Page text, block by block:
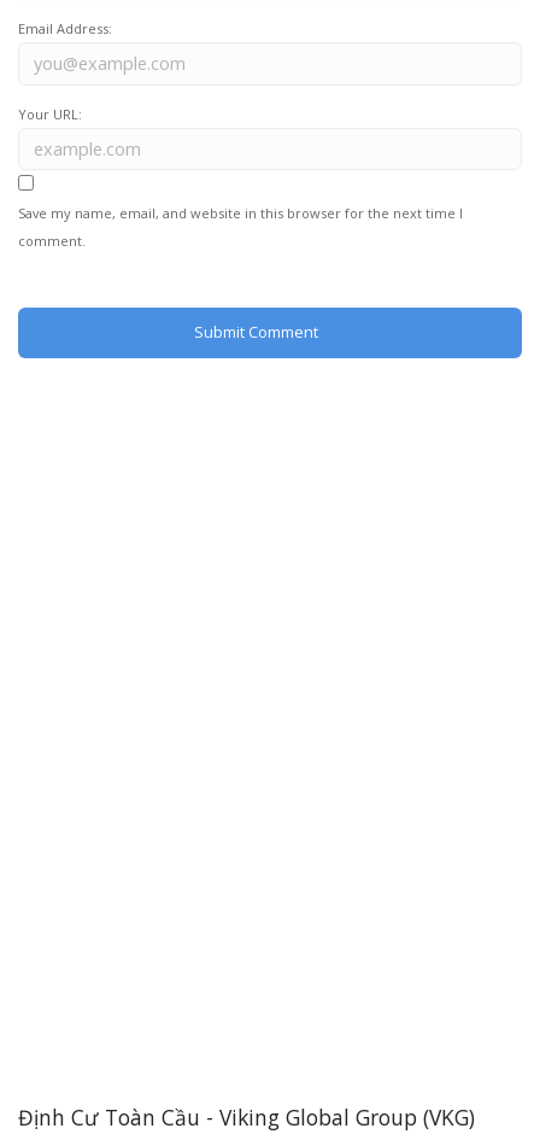
Email Address:
Your URL:
Save my name, email, and website in this browser for the next time I
comment.
Định Cư Toàn Cầu - Viking Global Group (VKG)